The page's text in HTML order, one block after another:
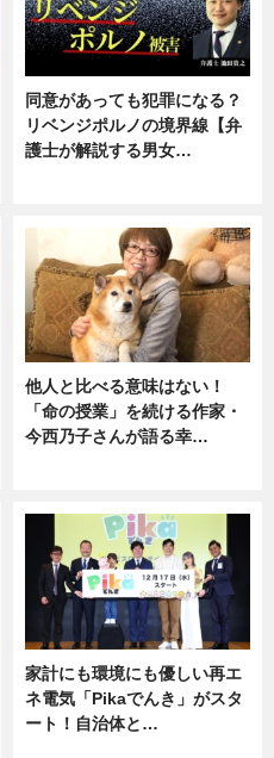
同意があっても犯罪になる？
リベンジポルノの境界線【弁
護士が解説する男女…
他人と比べる意味はない！
「命の授業」を続ける作家・
今西乃子さんが語る幸…
家計にも環境にも優しい再エ
ネ電気「Pikaでんき」がスタ
ート！自治体と…